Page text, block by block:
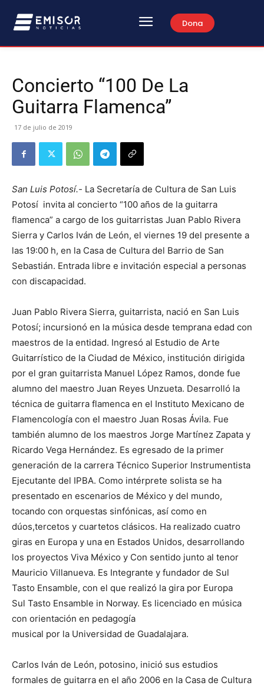
Dona
Concierto “100 De La
Guitarra Flamenca”
17 de julio de 2019
San Luis Potosí.- La Secretaría de Cultura de San Luis
Potosí invita al concierto “100 años de la guitarra
flamenca” a cargo de los guitarristas Juan Pablo Rivera
Sierra y Carlos Iván de León, el viernes 19 del presente a
las 19:00 h, en la Casa de Cultura del Barrio de San
Sebastián. Entrada libre e invitación especial a personas
con discapacidad.
Juan Pablo Rivera Sierra, guitarrista, nació en San Luis
Potosí; incursionó en la música desde temprana edad con
maestros de la entidad. Ingresó al Estudio de Arte
Guitarrístico de la Ciudad de México, institución dirigida
por el gran guitarrista Manuel López Ramos, donde fue
alumno del maestro Juan Reyes Unzueta. Desarrolló la
técnica de guitarra flamenca en el Instituto Mexicano de
Flamencología con el maestro Juan Rosas Ávila. Fue
también alumno de los maestros Jorge Martínez Zapata y
Ricardo Vega Hernández. Es egresado de la primer
generación de la carrera Técnico Superior Instrumentista
Ejecutante del IPBA. Como intérprete solista se ha
presentado en escenarios de México y del mundo,
tocando con orquestas sinfónicas, así como en
dúos,tercetos y cuartetos clásicos. Ha realizado cuatro
giras en Europa y una en Estados Unidos, desarrollando
los proyectos Viva México y Con sentido junto al tenor
Mauricio Villanueva. Es Integrante y fundador de Sul
Tasto Ensamble, con el que realizó la gira por Europa
Sul Tasto Ensamble in Norway. Es licenciado en música
con orientación en pedagogía
musical por la Universidad de Guadalajara.
Carlos Iván de León, potosino, inició sus estudios
formales de guitarra en el año 2006 en la Casa de Cultura